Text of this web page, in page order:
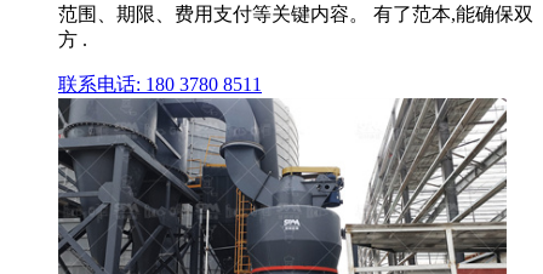
范围、期限、费用支付等关键内容。 有了范本,能确保双
方 .
联系电话: 180 3780 8511